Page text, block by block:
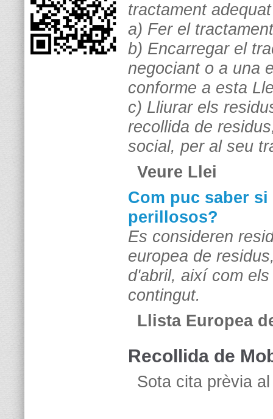
tractament
a) Fer el
b) Encarregar el
negociant o a una
conforme a esta
c) Lliurar els
recollida de
social, per al seu
Veure Llei
Com puc saber
perillosos?
Es consideren
europea de
d'abril, així com
contingut.
Llista Europea
Recollida de
Sota cita prèvia